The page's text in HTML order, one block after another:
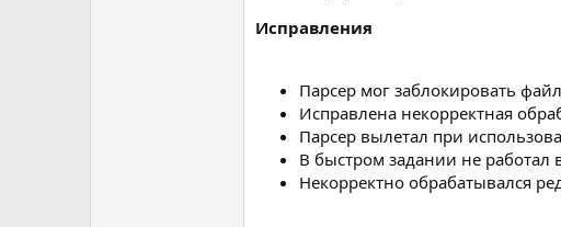
Исправления
Парсер мог заблокировать
Исправлена некорректная
Парсер вылетал при
В быстром задании не работал
Некорректно обрабатывался